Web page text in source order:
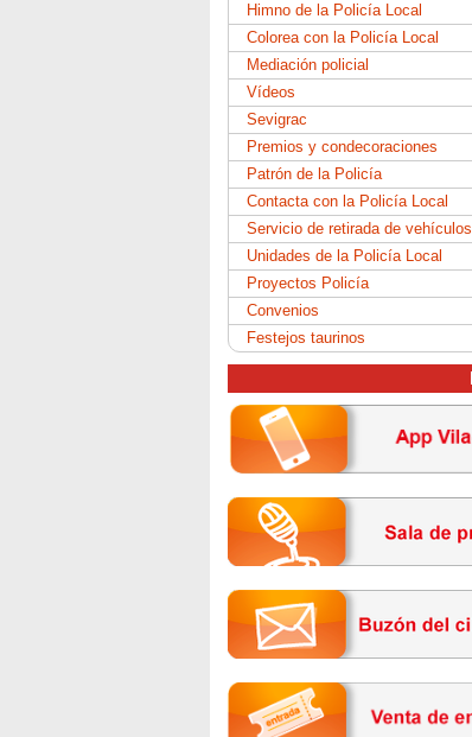
Himno de la Policía Local
Colorea con la Policía Local
Mediación policial
Vídeos
Sevigrac
Premios y condecoraciones
Patrón de la Policía
Contacta con la Policía Local
Servicio de retirada de vehículos
Unidades de la Policía Local
Proyectos Policía
Convenios
Festejos taurinos